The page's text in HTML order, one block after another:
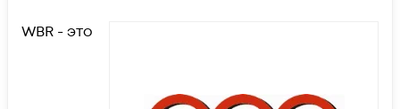
WBR - это